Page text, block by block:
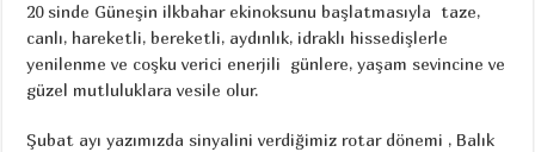
20 sinde Güneşin ilkbahar ekinoksunu başlatmasıyla taze,
canlı, hareketli, bereketli, aydınlık, idraklı hissedişlerle
yenilenme ve coşku verici enerjili günlere, yaşam sevincine ve
güzel mutluluklara vesile olur.
Şubat ayı yazımızda sinyalini verdiğimiz rotar dönemi , Balık